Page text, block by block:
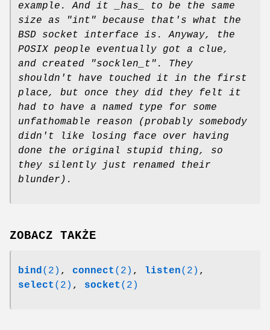
example. And it
_has_ to be the same
size as "int" because that's what the
BSD socket
interface is.
Anyway, the
POSIX people eventually got a clue,
and created "socklen_t".
They
shouldn't have touched it in the first
place, but once they did
they felt it
had to have a named type for some
unfathomable reason
(probably somebody
didn't like losing face over having
done the original
stupid thing, so
they silently just renamed their
blunder).
ZOBACZ TAKŻE
bind(2) , connect (2) , listen(2) ,
select (2) , socket (2)